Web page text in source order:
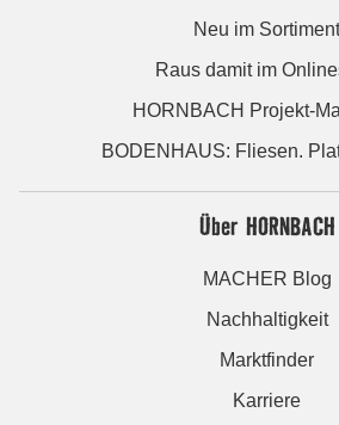
Neu im
Raus damit im
HORNBACH Projekt-
BODENHAUS: Fliesen.
Über HORNBACH
MACHER Blog
Nachhaltigkeit
Marktfinder
Karriere